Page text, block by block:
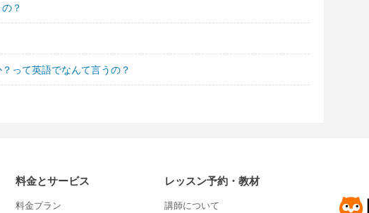
？
って英語でなんて言うの？
料金とサービス
料金プラン
レッスン予約・教材
講師について